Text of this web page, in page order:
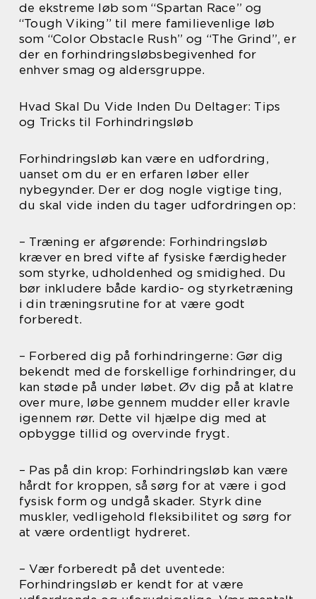
de ekstreme løb som “Spartan Race” og
“Tough Viking” til mere familievenlige løb
som “Color Obstacle Rush” og “The Grind”, er
der en forhindringsløbsbegivenhed for
enhver smag og aldersgruppe.
Hvad Skal Du Vide Inden Du Deltager: Tips
og Tricks til Forhindringsløb
Forhindringsløb kan være en udfordring,
uanset om du er en erfaren løber eller
nybegynder. Der er dog nogle vigtige ting,
du skal vide inden du tager udfordringen op:
– Træning er afgørende: Forhindringsløb
kræver en bred vifte af fysiske færdigheder
som styrke, udholdenhed og smidighed. Du
bør inkludere både kardio- og styrketræning
i din træningsrutine for at være godt
forberedt.
– Forbered dig på forhindringerne: Gør dig
bekendt med de forskellige forhindringer, du
kan støde på under løbet. Øv dig på at klatre
over mure, løbe gennem mudder eller kravle
igennem rør. Dette vil hjælpe dig med at
opbygge tillid og overvinde frygt.
– Pas på din krop: Forhindringsløb kan være
hårdt for kroppen, så sørg for at være i god
fysisk form og undgå skader. Styrk dine
muskler, vedligehold fleksibilitet og sørg for
at være ordentligt hydreret.
– Vær forberedt på det uventede:
Forhindringsløb er kendt for at være